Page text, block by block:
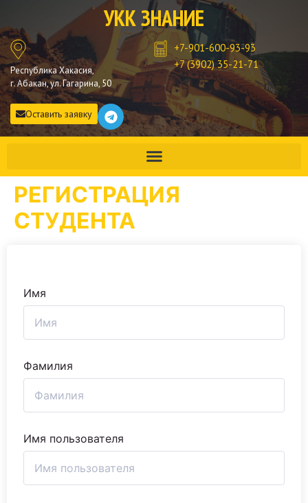
УКК ЗНАНИЕ
Республика Хакасия,
г. Абакан, ул. Гагарина, 50
+7-901-600-93-93
+7 (3902) 35-21-71
Оставить заявку
РЕГИСТРАЦИЯ
СТУДЕНТА
Имя
Фамилия
Имя пользователя